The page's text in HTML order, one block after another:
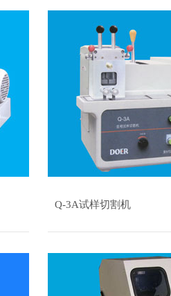
Q-3A试样切割机